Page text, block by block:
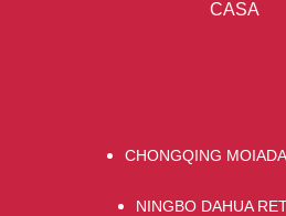
CASA
CHONGQING
NINGBO DAHUA